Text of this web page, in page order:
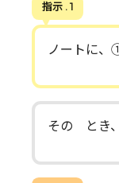
指示 . 1
ノートに、
その とき